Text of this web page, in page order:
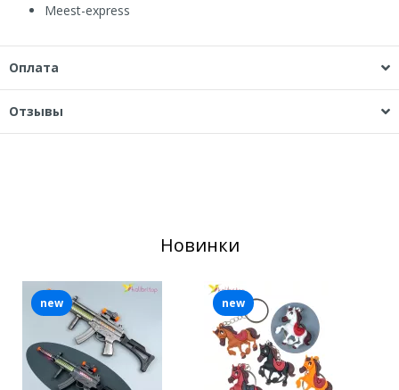
Мeest-express
Оплата
Отзывы
Новинки
new new